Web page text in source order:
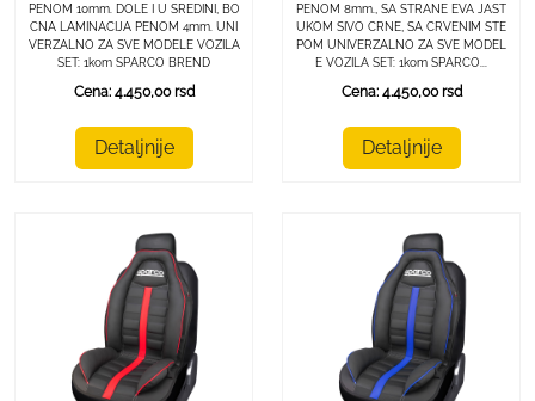
PENOM 10mm. DOLE I U SREDINI, BO
CNA LAMINACIJA PENOM 4mm. UNI
VERZALNO ZA SVE MODELE VOZILA
SET: 1kom SPARCO BREND
Cena: 4.450,00 rsd
Detaljnije
PENOM 8mm., SA STRANE EVA JAST
UKOM SIVO CRNE, SA CRVENIM STE
POM UNIVERZALNO ZA SVE MODEL
E VOZILA SET: 1kom SPARCO...
Cena: 4.450,00 rsd
Detaljnije